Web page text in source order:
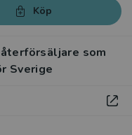
Köp
som
Sverige